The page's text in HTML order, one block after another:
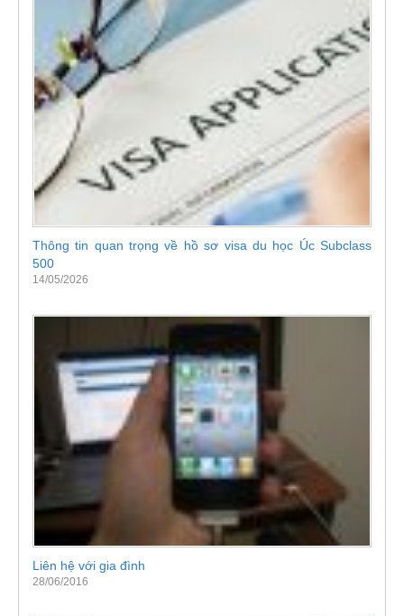
Thông tin quan trọng về hồ sơ visa du học Úc Subclass
500
14/05/2026
Liên hệ với gia đình
28/06/2016